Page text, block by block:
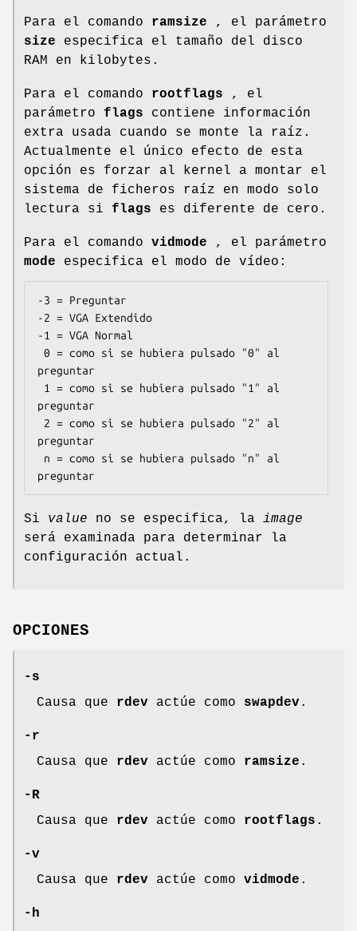
Para el comando ramsize , el parámetro
size especifica el tamaño del disco
RAM en kilobytes.
Para el comando rootflags , el
parámetro flags contiene información
extra usada cuando se monte la raíz.
Actualmente el único efecto de esta
opción es forzar al kernel a montar el
sistema de ficheros raíz en modo solo
lectura si flags es diferente de cero.
Para el comando vidmode , el parámetro
mode especifica el modo de vídeo:
-3 = Preguntar
-2 = VGA Extendido
-1 = VGA Normal
preguntar
preguntar
preguntar
preguntar
Si value no se especifica, la image
será examinada para determinar la
configuración actual.
OPCIONES
-s
Causa que rdev actúe como swapdev.
-r
Causa que rdev actúe como ramsize .
-R
Causa que rdev actúe como rootflags .
-v
Causa que rdev actúe como vidmode .
-h